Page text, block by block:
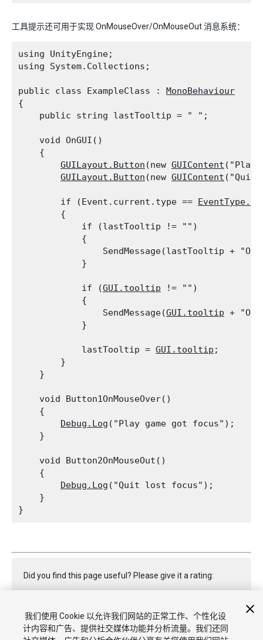
工具提示还可用于实现 OnMouseOver/OnMouseOut 消息系统：
using UnityEngine;
using System.Collections;
public class ExampleClass : MonoBehaviour
{
    public string lastTooltip = " ";
    void OnGUI()
    {
GUILayout.Button (new GUIContent ("Play
GUILayout.Button (new GUIContent
        if (Event.current.type ==
        {
            if (lastTooltip != "")
            {
SendMessage(lastTooltip +
            }
            if (
GUI.tooltip != "")
            {
                SendMessage(
GUI.tooltip +
            }
            lastTooltip =
GUI.tooltip ;
        }
    }
    void Button1OnMouseOver()
    {
Debug.Log ("Play game got focus");
    }
    void Button2OnMouseOut()
    {
Debug.Log ("Quit lost focus");
    }
Did you find this page useful? Please give it a rating:
Report a problem on this page
我们使用 Cookie 以允许我们网站的正常工作、个性化设
计内容和广告、提供社交媒体功能并分析流量。我们还同